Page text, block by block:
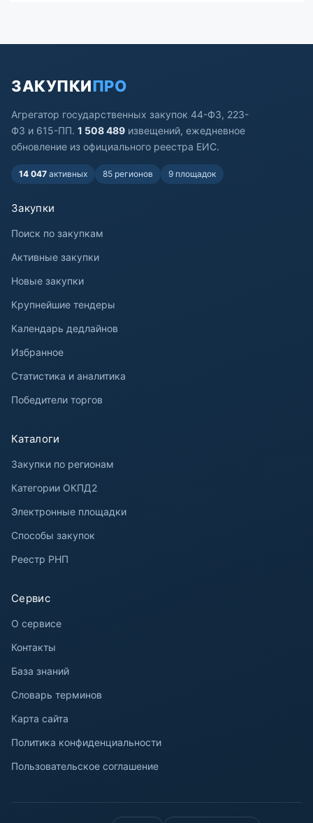
ЗАКУПКИПРО
Агрегатор государственных закупок 44-ФЗ, 223-
ФЗ и 615-ПП. 1 508 489 извещений, ежедневное
обновление из официального реестра ЕИС.
14 047 активных 85 регионов 9 площадок
Закупки
Поиск по закупкам
Активные закупки
Новые закупки
Крупнейшие тендеры
Календарь дедлайнов
Избранное
Статистика и аналитика
Победители торгов
Каталоги
Закупки по регионам
Категории ОКПД2
Электронные площадки
Способы закупок
Реестр РНП
Сервис
О сервисе
Контакты
База знаний
Словарь терминов
Карта сайта
Политика конфиденциальности
Пользовательское соглашение